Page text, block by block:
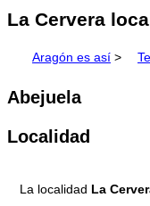
La Cervera
Aragón es así >
Abejuela
Localidad
La localidad La